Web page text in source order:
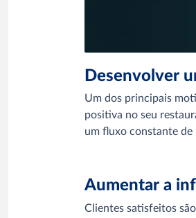
Desenvolver
Um dos principais
positiva no seu
um fluxo constante de
Aumentar a
Clientes satisfeitos